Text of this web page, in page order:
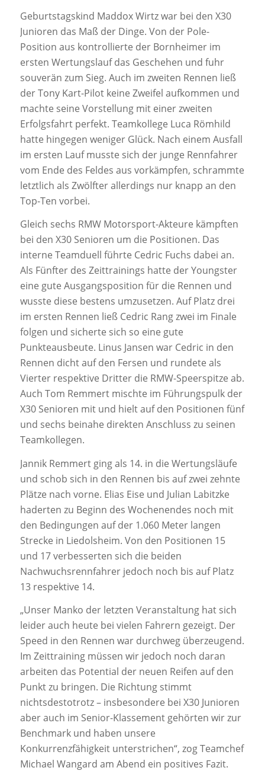
Geburtstagskind Maddox Wirtz war bei den X30
Junioren das Maß der Dinge. Von der Pole-
Position aus kontrollierte der Bornheimer im
ersten Wertungslauf das Geschehen und fuhr
souverän zum Sieg. Auch im zweiten Rennen ließ
der Tony Kart-Pilot keine Zweifel aufkommen und
machte seine Vorstellung mit einer zweiten
Erfolgsfahrt perfekt. Teamkollege Luca Römhild
hatte hingegen weniger Glück. Nach einem Ausfall
im ersten Lauf musste sich der junge Rennfahrer
vom Ende des Feldes aus vorkämpfen, schrammte
letztlich als Zwölfter allerdings nur knapp an den
Top-Ten vorbei.
Gleich sechs RMW Motorsport-Akteure kämpften
bei den X30 Senioren um die Positionen. Das
interne Teamduell führte Cedric Fuchs dabei an.
Als Fünfter des Zeittrainings hatte der Youngster
eine gute Ausgangsposition für die Rennen und
wusste diese bestens umzusetzen. Auf Platz drei
im ersten Rennen ließ Cedric Rang zwei im Finale
folgen und sicherte sich so eine gute
Punkteausbeute. Linus Jansen war Cedric in den
Rennen dicht auf den Fersen und rundete als
Vierter respektive Dritter die RMW-Speerspitze ab.
Auch Tom Remmert mischte im Führungspulk der
X30 Senioren mit und hielt auf den Positionen fünf
und sechs beinahe direkten Anschluss zu seinen
Teamkollegen.
Jannik Remmert ging als 14. in die Wertungsläufe
und schob sich in den Rennen bis auf zwei zehnte
Plätze nach vorne. Elias Eise und Julian Labitzke
haderten zu Beginn des Wochenendes noch mit
den Bedingungen auf der 1.060 Meter langen
Strecke in Liedolsheim. Von den Positionen 15
und 17 verbesserten sich die beiden
Nachwuchsrennfahrer jedoch noch bis auf Platz
13 respektive 14.
„Unser Manko der letzten Veranstaltung hat sich
leider auch heute bei vielen Fahrern gezeigt. Der
Speed in den Rennen war durchweg überzeugend.
Im Zeittraining müssen wir jedoch noch daran
arbeiten das Potential der neuen Reifen auf den
Punkt zu bringen. Die Richtung stimmt
nichtsdestotrotz – insbesondere bei X30 Junioren
aber auch im Senior-Klassement gehörten wir zur
Benchmark und haben unsere
Konkurrenzfähigkeit unterstrichen“, zog Teamchef
Michael Wangard am Abend ein positives Fazit.